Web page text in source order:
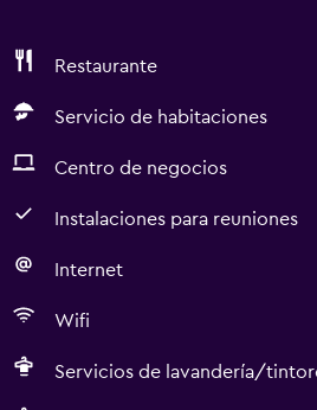
Restaurante
Servicio de habitaciones
Centro de negocios
Instalaciones para reuniones
Internet
Wifi
Servicios de lavandería/